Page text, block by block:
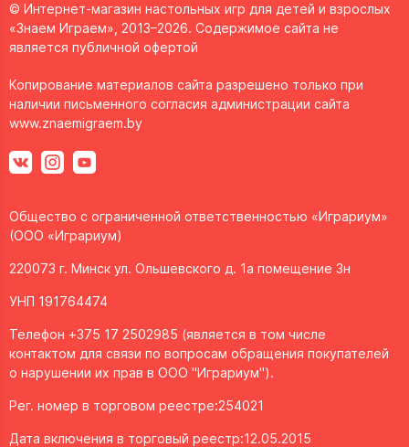
© Интернет-магазин настольных игр для детей и взрослых
«Знаем Играем», 2013–2026. Содержимое сайта не
является публичной офертой
Копирование материалов сайта разрешено только при
наличии письменного согласия администрации сайта
www.znaemigraem.by
Общество с ограниченной ответственностью «Играриум»
(ООО «Играриум)
220073 г. Минск ул. Ольшевского д. 1а помещение 3н
УНП 191764474
Телефон +375 17 2502985 (является в том числе
контактом для связи по вопросам обращения покупателей
о нарушении их прав в ООО "Играриум").
Рег. номер в торговом реестре:254021
Дата включения в торговый реестр:12.05.2015